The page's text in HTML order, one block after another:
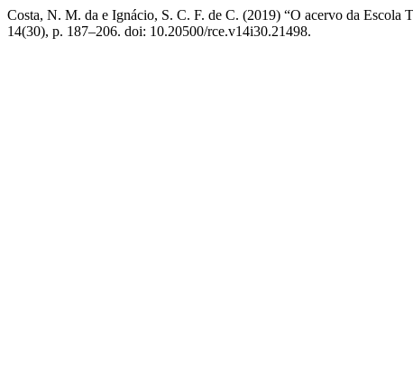
Costa, N. M. da e Ignácio, S. C. F. de C. (2019) “O acervo da Escola
14(30), p. 187–206. doi: 10.20500/rce.v14i30.21498.